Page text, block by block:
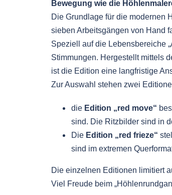
Bewegung wie die
Die Grundlage für die modernen
sieben Arbeitsgängen von Hand
Speziell auf die Lebensbereiche
Stimmungen. Hergestellt mittels
ist die Edition eine langfristige
Zur Auswahl stehen zwei
die Edition „red move“
sind. Die Ritzbilder sind in
Die Edition „red frieze“
sind im extremen
Die einzelnen Editionen limitiert
Viel Freude beim